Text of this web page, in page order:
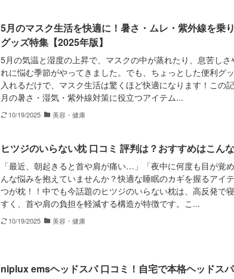
5月のマスク生活を快適に！暑さ・ムレ・紫外線を乗
グッズ特集【2025年版】
5月の気温と湿度の上昇で、マスクの中が蒸れたり、息苦しさ
れに悩む季節がやってきました。でも、ちょっとした便利グ
入れるだけで、マスク生活は驚くほど快適になります！この
月の暑さ・湿気・紫外線対策に役立つアイテム...
10/19/2025 美容・健康
ヒツジのいらない枕 口コミ 評判は？おすすめはこん
「最近、朝起きると首や肩が痛い…」「夜中に何度も目が覚
んな悩みを抱えていませんか？快適な睡眠のカギを握るアイ
つが枕！！中でも今話題のヒツジのいらない枕は、高反発で
すく、首や肩の負担を軽減する構造が特徴です。こ...
10/19/2025 美容・健康
niplux emsヘッドスパ 口コミ！自宅で本格ヘッドスパ